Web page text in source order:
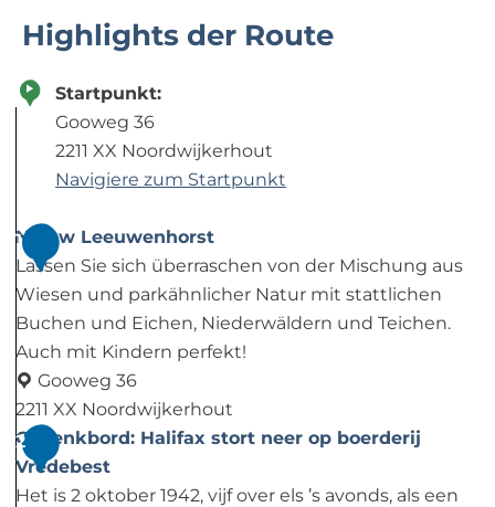
Highlights der Route
Startpunkt:
Gooweg 36
2211 XX Noordwijkerhout
Navigiere zum Startpunkt
1
Nieuw Leeuwenhorst
Lassen Sie sich überraschen von der Mischung aus
Wiesen und parkähnlicher Natur mit stattlichen
Buchen und Eichen, Niederwäldern und Teichen.
Auch mit Kindern perfekt!
Gooweg 36
2211 XX Noordwijkerhout
N
i
e
2
Gedenkbord: Halifax stort neer op boerderij
Vredebest
Het is 2 oktober 1942, vijf over els ’s avonds, als een